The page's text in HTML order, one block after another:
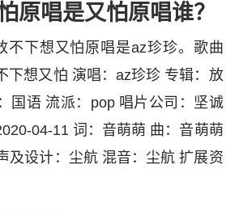
原唱是又怕原唱谁？
不下想又怕原唱是az珍珍。歌曲
下想又怕 演唱：az珍珍 专辑：放
国语 流派：pop 唱片公司：坚诚
04-11 词：音萌萌 曲：音萌萌
及设计：尘航 混音：尘航 扩展资